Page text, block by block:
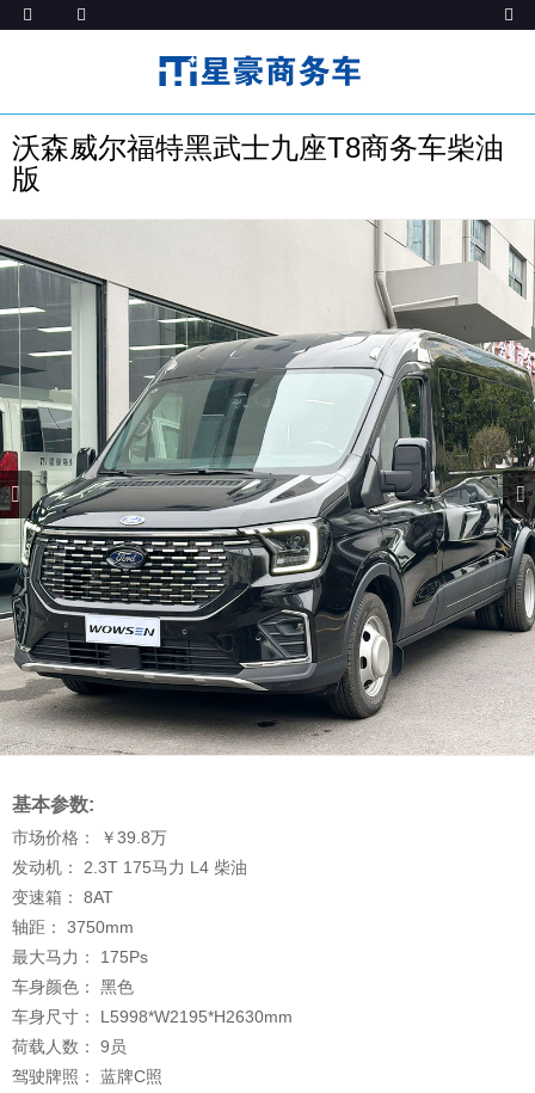
沃森威尔福特黑武士九座T8商务车柴油
版
基本参数:
市场价格： ￥39.8万
发动机：
2.3T 175马力 L4 柴油
变速箱：
8AT
轴距：
3750mm
最大马力：
175Ps
车身颜色：
黑色
车身尺寸：
L5998*W2195*H2630mm
荷载人数：
9员
驾驶牌照：
蓝牌C照